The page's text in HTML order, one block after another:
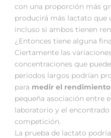
con una proporción más
producirá más lactato que
incluso si ambos tienen
¿Entonces tiene alguna
Ciertamente las
concentraciones que
periodos largos podrían
para medir el rendimiento
pequeña asociación entre
laboratorio y el
competición.
La prueba de lactato